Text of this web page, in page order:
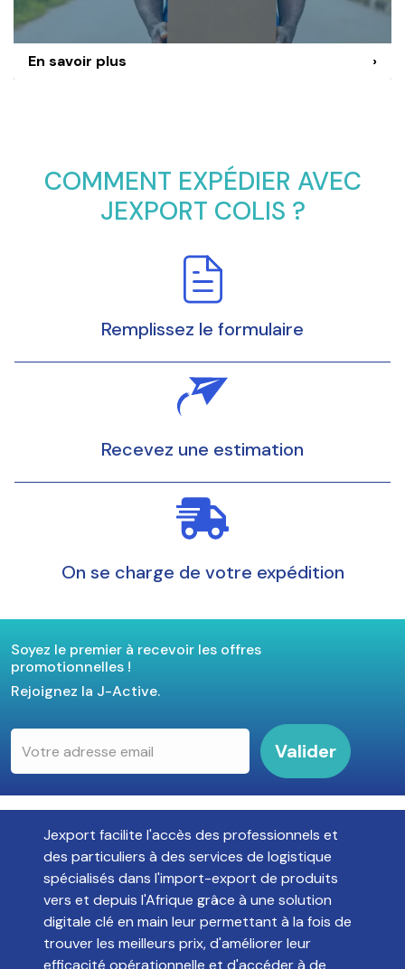
En savoir plus ›
COMMENT EXPÉDIER AVEC
JEXPORT COLIS ?
Remplissez le formulaire
Recevez une estimation
On se charge de votre expédition
Soyez le premier à recevoir les offres
promotionnelles !
Rejoignez la J-Active.
Valider
Jexport facilite l'accès des professionnels et
des particuliers à des services de logistique
spécialisés dans l'import-export de produits
vers et depuis l'Afrique grâce à une solution
digitale clé en main leur permettant à la fois de
trouver les meilleurs prix, d'améliorer leur
efficacité opérationnelle et d'accéder à de